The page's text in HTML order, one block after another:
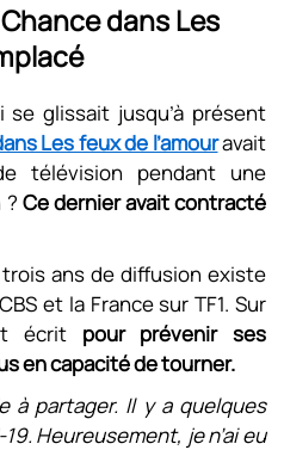
dans Les
se glissait jusqu’à présent
Les feux de l’amouravait
télévision pendant une
? Ce dernier avait contracté
ans de diffusion existe
et la France sur TF1. Sur
écrit pour prévenir ses
en capacité de tourner.
à partager. Il y a quelques
Heureusement, je n’ai eu